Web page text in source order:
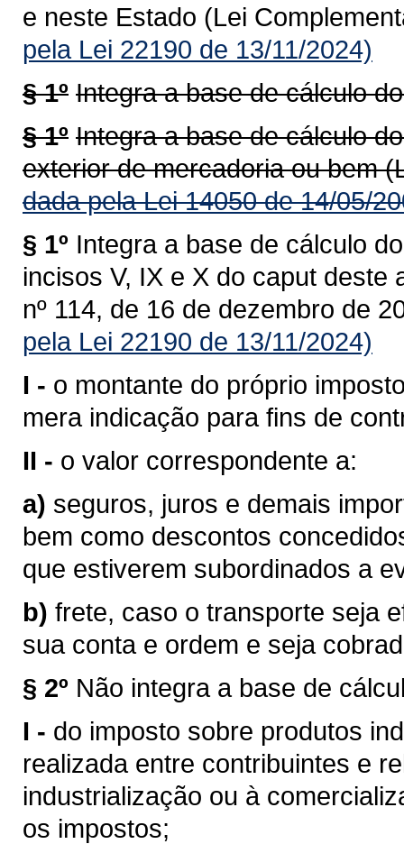
e neste Estado (Lei
pela Lei 22190 de 13/11/2024)
§ 1º Integra a base de cálculo
§ 1º Integra a base de cálculo
exterior de mercadoria ou bem
dada pela Lei 14050 de 14/05/
§ 1º Integra a base de cálculo
incisos V, IX e X do caput
nº 114, de 16 de dezembro de
pela Lei 22190 de 13/11/2024)
I - o montante do próprio
mera indicação para fins de
II - o valor correspondente a:
a) seguros, juros e demais
bem como descontos
que estiverem subordinados a
b) frete, caso o transporte seja
sua conta e ordem e seja
§ 2º Não integra a base de
I - do imposto sobre produtos
realizada entre contribuintes e
industrialização ou à
os impostos;